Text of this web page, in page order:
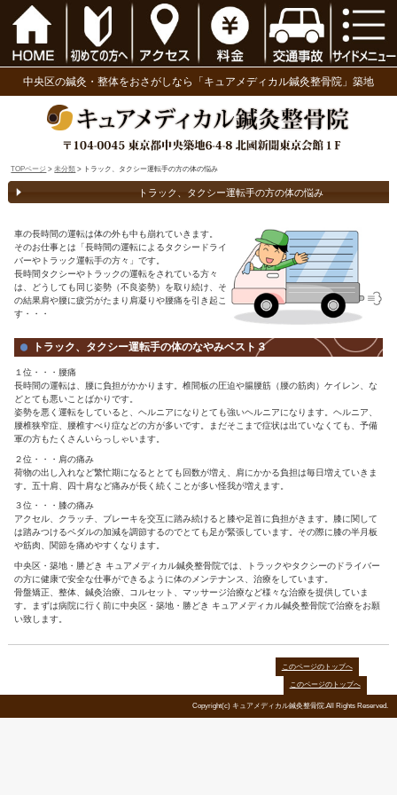
中央区の鍼灸・整体をおさがしなら「キュアメデ
TOPページ> 未分類> トラック、タクシー運転手の方の体の悩み
トラック、タクシー運転手の
車の長時間の運転は体の外も中も崩れていきます。
そのお仕事とは「長時間の運転によるタクシードライ
バーやトラック運転手の方々」です。
長時間タクシーやトラックの運転をされている方々
は、どうしても同じ姿勢（不良姿勢）を取り続け、そ
の結果肩や腰に疲労がたまり肩凝りや腰痛を引き起こ
す・・・
トラック、タクシー運転手の体のなやみベスト３
１位・・・腰痛
長時間の運転は、腰に負担がかかります。椎間板の圧迫や腸腰
どとても悪いことばかりです。
姿勢を悪く運転をしていると、ヘルニアになりとても強いヘル
腰椎狭窄症、腰椎すべり症などの方が多いです。まだそこまで
荷物の出し入れなど繁忙期になるととても回数が増え、肩にか
す。五十肩、四十肩など痛みが長く続くことが多い怪我が増えま